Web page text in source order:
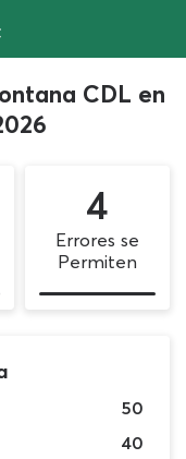
CDL en
4
Errores se
Permiten
50
40